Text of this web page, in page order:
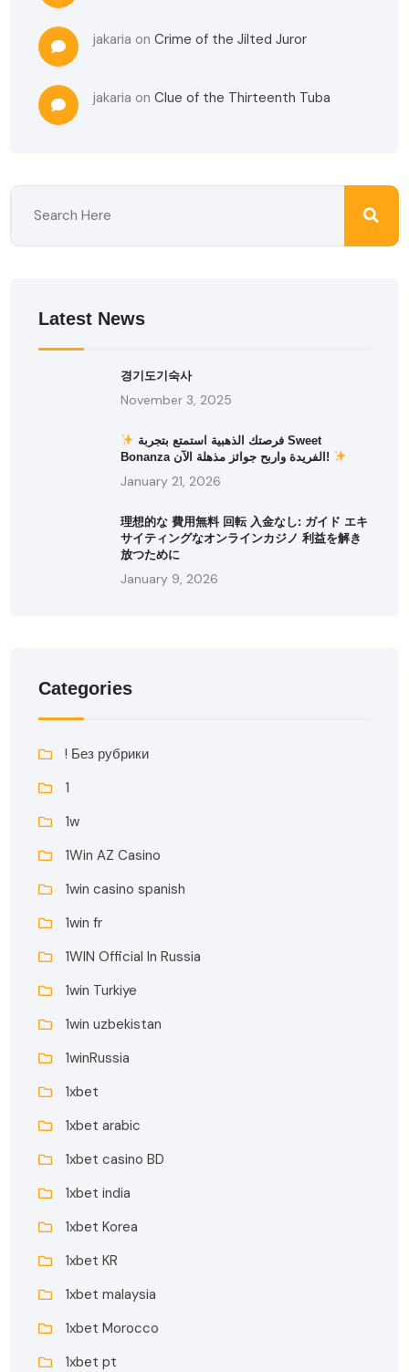
jakaria onCrime of the Jilted Juror
jakaria onClue of the Thirteenth Tuba
Latest News
경기도기숙사
November 3, 2025
Bonanza الفريدة واربح جوائز مذهلة الآن!
January 21, 2026
理想的な 費用無料 回転 入金なし: ガイド エキ
サイティングなオンラインカジノ 利益を解き
放つために
January 9, 2026
Categories
! Без рубрики
1
1w
1Win AZ Casino
1win casino spanish
1win fr
1WIN Official In Russia
1win Turkiye
1win uzbekistan
1winRussia
1xbet
1xbet arabic
1xbet casino BD
1xbet india
1xbet Korea
1xbet KR
1xbet malaysia
1xbet Morocco
1xbet pt